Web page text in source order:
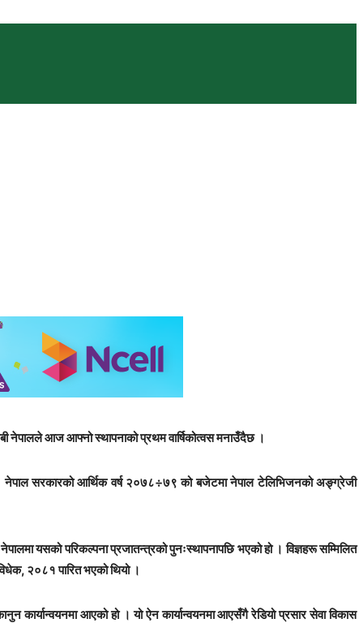
नेपालले आज आफ्नो स्थापनाको प्रथम वार्षिकोत्वस मनाउँदैछ ।
। नेपाल सरकारको आर्थिक वर्ष २०७८÷७९ को बजेटमा नेपाल टेलिभिजनको अङ्ग्रेजी
यसको परिकल्पना प्रजातन्त्रको पुनःस्थापनापछि भएको हो । विज्ञहरू सम्मिलित
२०८१ पारित भएको थियो ।
आएको हो । यो ऐन कार्यान्वयनमा आएसँगै रेडियो प्रसार सेवा विकास